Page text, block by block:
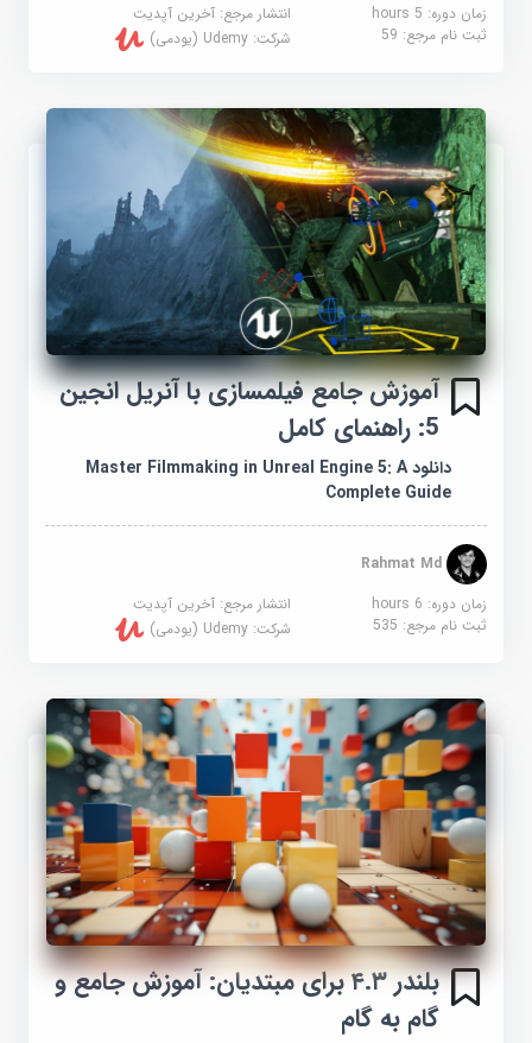
زمان دوره: 5 hours
انتشار مرجع:آخرین آپدیت
ثبت نام مرجع:59 شرکت:Udemy (یودمی)
آموزش جامع فیلمسازی با آنریل انجین
5: راهنمای کامل
دانلود Master Filmmaking in Unreal Engine 5: A
Complete Guide
Rahmat Md
زمان دوره: 6 hours
انتشار مرجع:آخرین آپدیت
ثبت نام مرجع:535 شرکت:Udemy (یودمی)
بلندر ۴.۳ برای مبتدیان: آموزش جامع و
گام به گام